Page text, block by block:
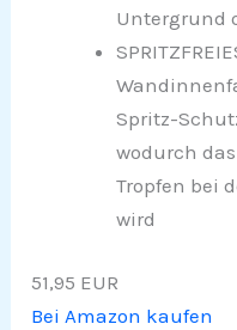
Untergrund
Spritz-
wodurch
Tropfen bei
wird
51,95 EUR
Bei Amazon kaufen